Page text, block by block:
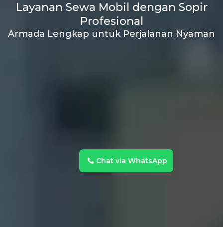
Layanan Sewa Mobil dengan Sopir
Profesional
Armada Lengkap untuk Perjalanan Nyaman
Chat via WhatsApp